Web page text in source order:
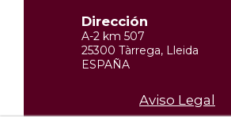
Dirección
A-2 km 507
25300 Tàrrega, Lleida
ESPAÑA
Aviso Legal